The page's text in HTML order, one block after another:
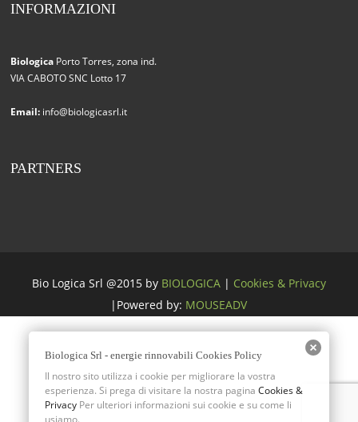
INFORMAZIONI
Biologica Porto Torres, zona ind.
VIA CABOTO SNC Lotto 17
Email: info@biologicasrl.it
PARTNERS
Bio Logica Srl @2015 by BIOLOGICA| Cookies & Privacy
|Powered by: MOUSEADV
Biologica Srl - energie rinnovabili Cookies Policy
Il nostro sito utilizza i cookie per migliorare la vostra
esperienza. Si prega di visitare la nostra pagina Cookies &
Privacy Per ulteriori informazioni sui cookie e su come li
usiamo.